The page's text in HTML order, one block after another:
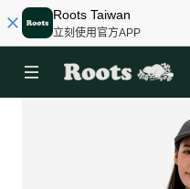
Roots Taiwan
立刻使用官方APP